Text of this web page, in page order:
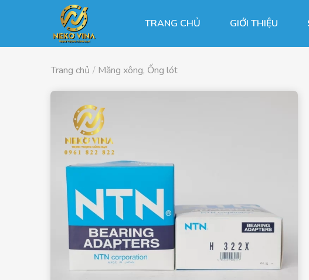
dung
TRANG CHỦ GIỚI THIỆU
Trang chủ / Măng xông, Ống lót